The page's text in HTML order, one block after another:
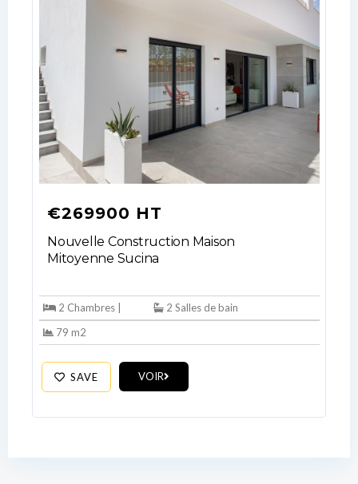
€269900 HT
Nouvelle Construction Maison
Mitoyenne Sucina
2 Chambres |
2 Salles de bain
79 m2
SAVE VOIR